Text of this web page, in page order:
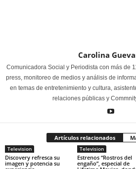
Carolina
Comunicadora Social y Periodista con más de
press, monitoreo de medios y análisis de
en temas de entretenimiento y cultura,
relaciones públicas y
Artículos relacionados
Television
Discovery refresca su
imagen y potencia su
Television
Estrenos “Rostros del
engaño”, especial de